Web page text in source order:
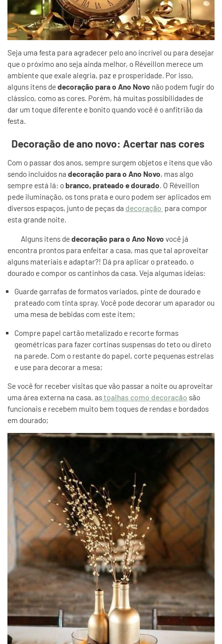
Seja uma festa para agradecer pelo ano incrível ou para desejar
que o próximo ano seja ainda melhor, o Réveillon merece um
ambiente que exale alegria, paz e prosperidade. Por isso,
alguns itens dedecoração para o Ano Novo não podem fugir do
clássico, como as cores. Porém, há muitas possibilidades de
dar um toque diferente e bonito quando você é o anfitrião da
festa.
Decoração de ano novo: Acertar nas cores
Com o passar dos anos, sempre surgem objetos e itens que vão
sendo incluídos na decoração para o Ano Novo, mas algo
sempre está lá: obranco, prateado e dourado. O Réveillon
pede iluminação, os tons prata e ouro podem ser aplicados em
diversos espaços, junto de peças da decoração para compor
esta grande noite.
Alguns itens dedecoração para o Ano Novo você já
encontra prontos para enfeitar a casa, mas que tal aproveitar
alguns materiais e adaptar?! Dá pra aplicar o prateado, o
dourado e compor os cantinhos da casa. Veja algumas ideias:
Guarde garrafas de formatos variados, pinte de dourado e
prateado com tinta spray. Você pode decorar um aparador ou
uma mesa de bebidas com este item;
Compre papel cartão metalizado e recorte formas
geométricas para fazer cortinas suspensas do teto ou direto
na parede. Com o restante do papel, corte pequenas estrelas
e use para decorar a mesa;
Se você for receber visitas que vão passar a noite ou aproveitar
uma área externa na casa, astoalhas como decoração são
funcionais e recebem muito bem toques de rendas e bordados
em dourado;